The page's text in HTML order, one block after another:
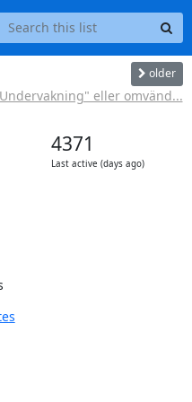
older
eller omvänd...
4371
Last active (days ago)